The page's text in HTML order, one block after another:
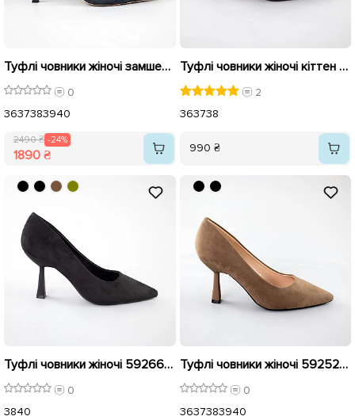
Туфлі човники жіночі замшеві 594213 Сині розпродаж
0
3637383940
2490 ₴ -24%
1890 ₴
Туфлі човники жіночі кіттен 592520 Чорні
2
363738
990 ₴
Туфлі човники жіночі 592662 Чорні
0
3840
Туфлі човники жіночі 592522 Хакі
0
3637383940